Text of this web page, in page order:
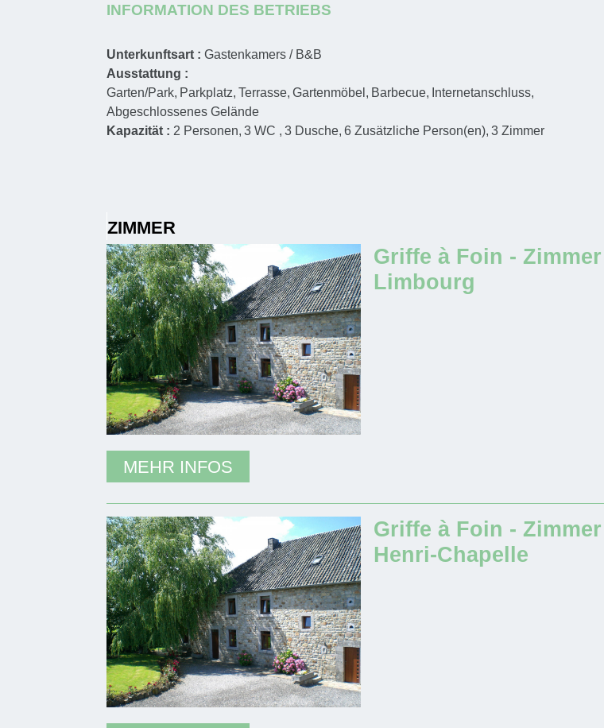
INFORMATION DES BETRIEBS
Unterkunftsart :Gastenkamers / B&B
Ausstattung :
Garten/Park Parkplatz Terrasse Gartenmöbel Barbecue
Internetanschluss
Abgeschlossenes Gelände
Kapazität : 2 Personen 3 WC 3 Dusche 6 Zusätzliche Person(en) 3 Zimmer
ZIMMER
Griffe à Foin - Zimmer
Limbourg
MEHR INFOS
Griffe à Foin - Zimmer
Henri-Chapelle